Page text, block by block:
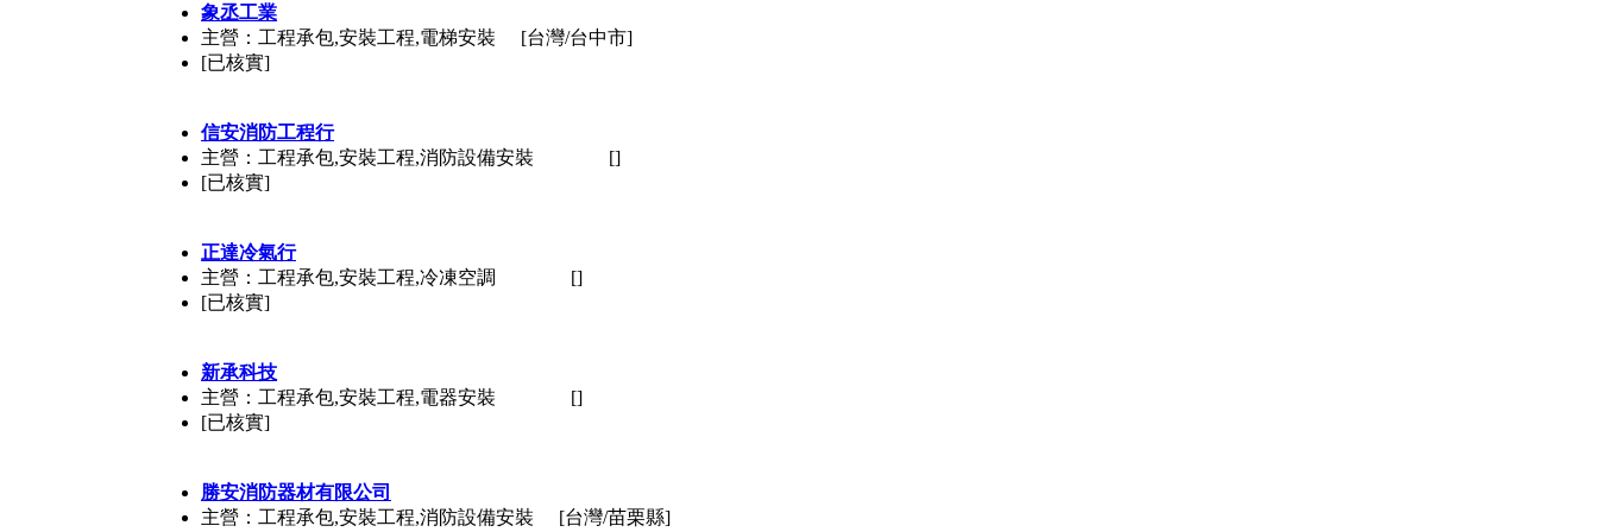
象丞工業
主營：工程承包,安裝工程,電梯安裝
[已核實]
[台灣/台中市]
信安消防工程行
主營：工程承包,安裝工程,消防設備安裝
[已核實]
[]
正達冷氣行
主營：工程承包,安裝工程,冷凍空調
[已核實]
[]
新承科技
主營：工程承包,安裝工程,電器安裝
[已核實]
[]
勝安消防器材有限公司
主營：工程承包,安裝工程,消防設備安裝
[台灣/苗栗縣]